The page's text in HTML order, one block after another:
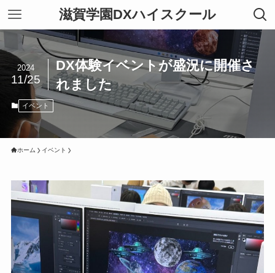
滋賀学園DXハイスクール
DX体験イベントが盛況に開催さ
れました
2024
11/25
イベント
ホーム イベント